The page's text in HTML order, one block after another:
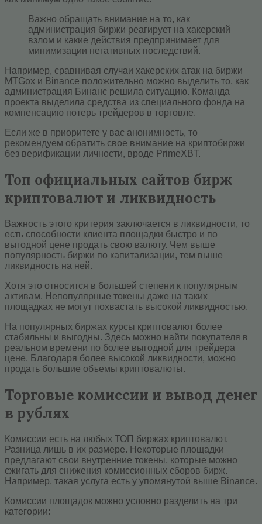
Важно обращать внимание на то, как
администрация биржи реагирует на хакерский
взлом и какие действия предпринимает для
минимизации негативных последствий.
Например, сравнивая случаи хакерских атак на биржи
MTGox и Binance положительно можно выделить то, как
администрация Бинанс решила ситуацию. Команда
проекта выделила средства из специального фонда на
компенсацию потерь трейдеров в торговле.
Если же в приоритете у вас анонимность, то
рекомендуем обратить свое внимание на криптобиржи
без верификации личности, вроде PrimeXBT.
Топ официальных сайтов бирж
криптовалют и ликвидность
Важность этого критерия заключается в ликвидности, то
есть способности клиента площадки быстро и по
выгодной цене продать свою валюту. Чем выше
популярность биржи по капитализации, тем выше
ликвидность на ней.
Хотя это относится в большей степени к популярным
активам. Непопулярные токены даже на таких
площадках не могут похвастать высокой ликвидностью.
На популярных биржах курсы криптовалют более
стабильны и выгодны. Здесь можно найти покупателя в
реальном времени по более выгодной для трейдера
цене. Благодаря более высокой ликвидности, можно
продать большие объемы криптовалюты.
Торговые комиссии и вывод денег
в рублях
Комиссии есть на любых ТОП биржах криптовалют.
Разница лишь в их размере. Некоторые площадки
предлагают свои внутренние токены, которые можно
сжигать для снижения комиссионных сборов бирж.
Например, такая услуга есть у упомянутой выше Binance.
Комиссии площадок можно условно разделить на три
категории: